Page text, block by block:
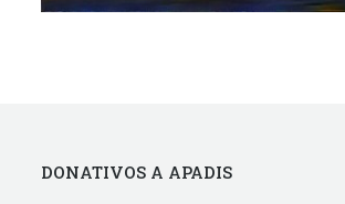
DONATIVOS A APADIS